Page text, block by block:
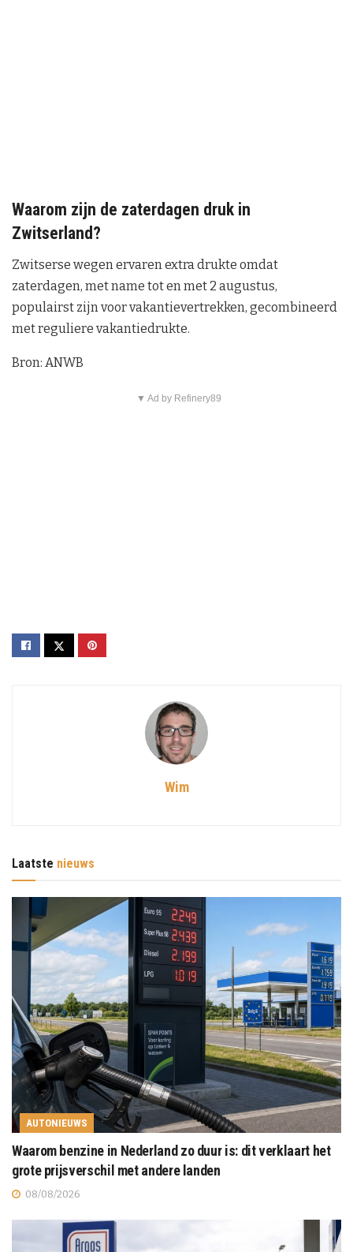
Waarom zijn de zaterdagen druk in
Zwitserland?
Zwitserse wegen ervaren extra drukte omdat
zaterdagen, met name tot en met 2 augustus,
populairst zijn voor vakantievertrekken, gecombineerd
met reguliere vakantiedrukte.
Bron: ANWB
▼ Ad by Refinery89
Wim
Laatste nieuws
AUTONIEUWS
Waarom benzine in Nederland zo duur is: dit verklaart het
grote prijsverschil met andere landen
08/08/2026